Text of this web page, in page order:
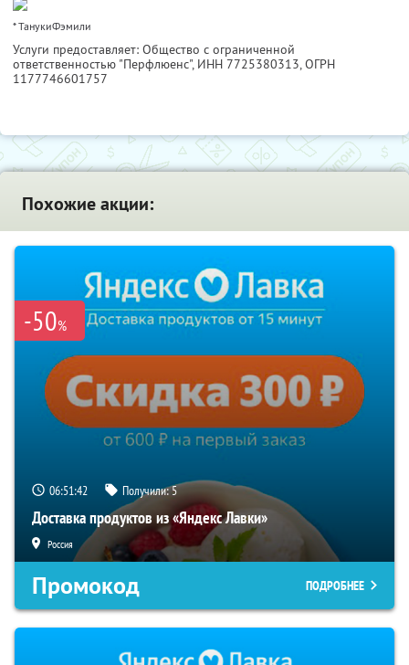
* ТанукиФэмили
Услуги предоставляет: Общество с ограниченной
ответственностью "Перфлюенс", ИНН 7725380313, ОГРН
1177746601757
Похожие акции:
-50%
06:51:42 Получили:5
Доставка продуктов из «Яндекс Лавки»
Россия
Промокод ПОДРОБНЕЕ